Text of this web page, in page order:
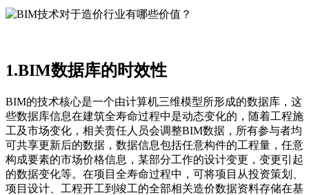
1.BIM数据库的时效性
BIM的技术核心是一个由计算机三维模型所形成的数据库，这
些数据库信息在建筑全寿命过程中是动态变化的，随着工程施
工及市场变化，相关责任人员会调整BIM数据，所有参与者均
可共享更新后的数据，数据信息包括任意构件的工程量，任意
构成要素的市场价格信息，某部分工作的设计变更，变更引起
的数据变化等。在项目全寿命过程中，可将项目从投资策划、
项目设计、工程开工到竣工的全部相关造价数据资料存储在基